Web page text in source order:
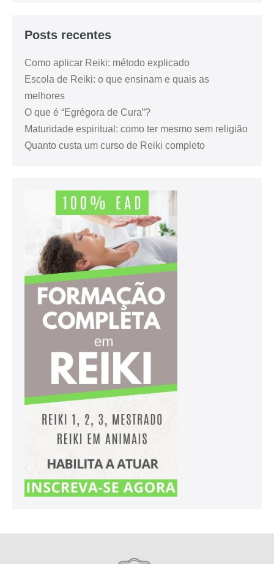
Posts recentes
Como aplicar Reiki: método explicado
Escola de Reiki: o que ensinam e quais as
melhores
O que é “Egrégora de Cura”?
Maturidade espiritual: como ter mesmo sem religião
Quanto custa um curso de Reiki completo